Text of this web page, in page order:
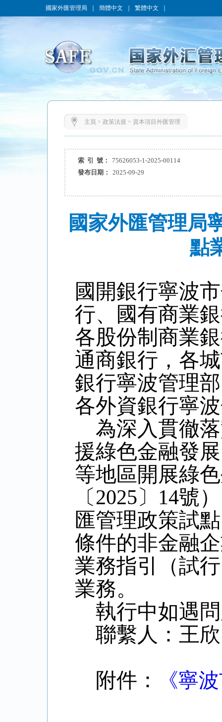
國家外匯管理局 簡體中文 繁體中文
主頁 > 政策法規 > 資本項目外匯管理
索 引 號：
75626053-1-2025-00114
發布日期：
2025-09-29
國家外匯管理局
點
國開銀行寧波
行、國有商業
各股份制商業
通商銀行，各
銀行寧波管理
各外資銀行寧
為深入貫徹
援綠色金融發
等地區開展綠
〔2025〕14號
匯管理政策試
條件的非金融
業務指引（試
業務。
執行中如遇
聯繫人：王
附件：
《寧